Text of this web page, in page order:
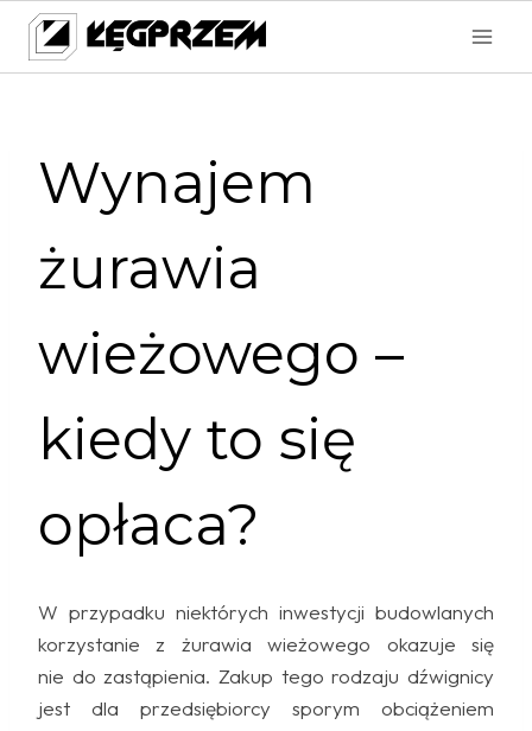
Przejdź
treści
Wynajem
żurawia
wieżowego –
kiedy to się
opłaca?
W przypadku niektórych inwestycji budowlanych
korzystanie z żurawia wieżowego okazuje się
nie do zastąpienia. Zakup tego rodzaju dźwignicy
jest dla przedsiębiorcy sporym obciążeniem